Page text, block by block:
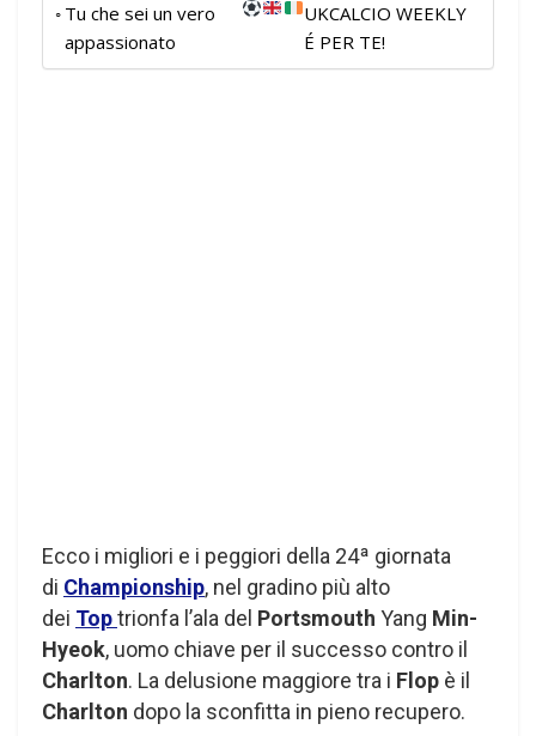
Tu che sei un vero
appassionato
UKCALCIO WEEKLY
É PER TE!
Ecco i migliori e i peggiori della 24ª giornata
di Championship, nel gradino più alto
dei Toptrionfa l’ala del Portsmouth Yang Min-
Hyeok, uomo chiave per il successo contro il
Charlton. La delusione maggiore tra i Flop è il
Charlton dopo la sconfitta in pieno recupero.